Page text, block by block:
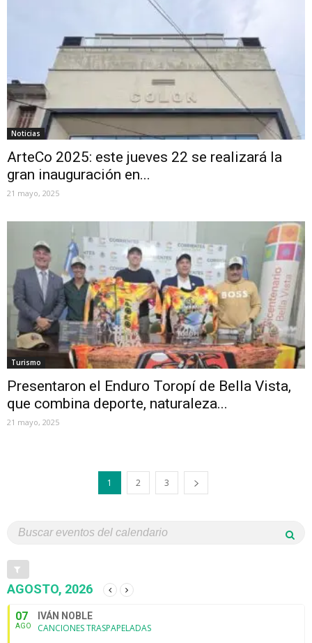
Noticias
ArteCo 2025: este jueves 22 se realizará la
gran inauguración en...
21 mayo, 2025
Turismo
Presentaron el Enduro Toropí de Bella Vista,
que combina deporte, naturaleza...
21 mayo, 2025
1 2 3
AGOSTO, 2026
07
AGO
IVÁN NOBLE
CANCIONES TRASPAPELADAS